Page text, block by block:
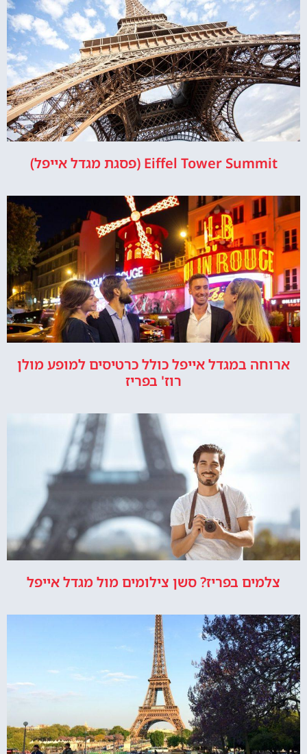
Eiffel Tower Summit (פסגת מגדל אייפל)
ארוחה במגדל אייפל כולל כרטיסים למופע מולן
רוז' בפריז
צלמים בפריז? סשן צילומים מול מגדל אייפל